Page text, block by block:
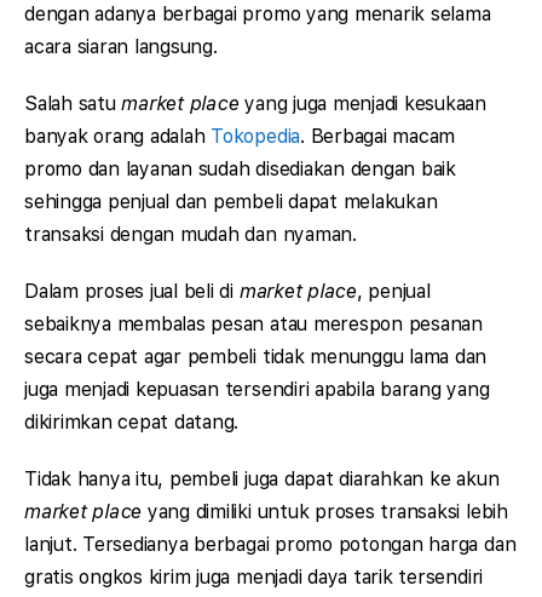
dengan adanya berbagai promo yang menarik selama
acara siaran langsung.
Salah satumarket place yang juga menjadi kesukaan
banyak orang adalah Tokopedia. Berbagai macam
promo dan layanan sudah disediakan dengan baik
sehingga penjual dan pembeli dapat melakukan
transaksi dengan mudah dan nyaman.
Dalam proses jual beli di market place, penjual
sebaiknya membalas pesan atau merespon pesanan
secara cepat agar pembeli tidak menunggu lama dan
juga menjadi kepuasan tersendiri apabila barang yang
dikirimkan cepat datang.
Tidak hanya itu, pembeli juga dapat diarahkan ke akun
market place yang dimiliki untuk proses transaksi lebih
lanjut. Tersedianya berbagai promo potongan harga dan
gratis ongkos kirim juga menjadi daya tarik tersendiri